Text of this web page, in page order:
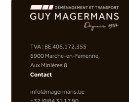
TVA : BE 406.172.355
6900 Marche-en-Famenne,
Aux Minières 8
Contact
info@magermans.be